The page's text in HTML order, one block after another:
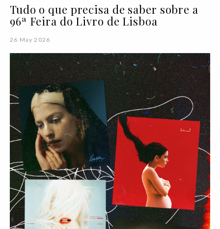
Tudo o que precisa de saber sobre a
96ª Feira do Livro de Lisboa
26 May 2026